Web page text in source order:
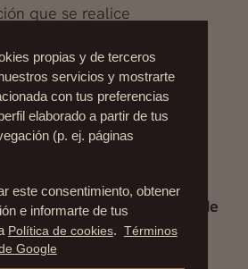
que se realice
la cual dañe la salud,
en realizarte algún
debes recurrir a la
clínica se realizan
secundarias
cirugía de
excesos de cirugías
propias y de terceros
servicios y mostrarte
con tus preferencias
elaborado a partir de tus
(p. ej. páginas
este consentimiento, obtener
e informarte de tus
Política de cookies. Términos
Google